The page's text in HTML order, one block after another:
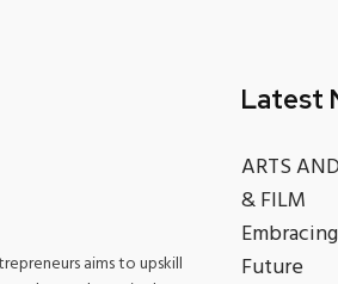
aims to upskill
Latest
ARTS
& FILM
Future